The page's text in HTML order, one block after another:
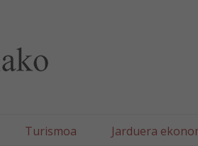
Turismoa Jarduera